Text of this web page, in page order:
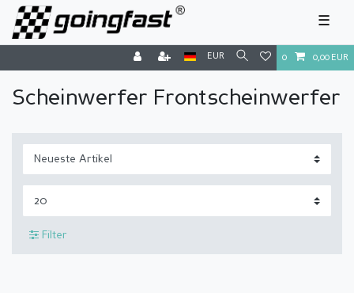
☰
EUR 0 0,00 EUR
Scheinwerfer Frontscheinwerfer
Filter